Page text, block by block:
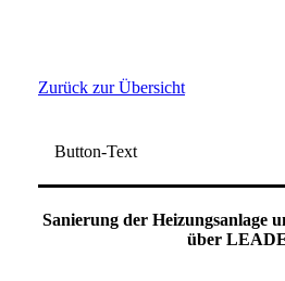
Zurück zur Übersicht
Button-Text
Sanierung der Heizungsanlage
über